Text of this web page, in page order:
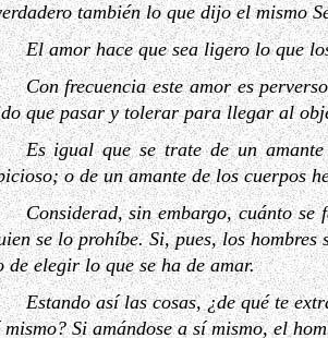
también lo que dijo el mismo
El amor hace que sea ligero lo que
Con frecuencia este amor es
que pasar y tolerar para llegar al
Es igual que se trate de un
o de un amante de los cuerpos
Considerad, sin embargo, cuánto
se lo prohíbe. Si, pues, los hombres
de elegir lo que se ha de amar.
Estando así las cosas, ¿de qué te
Si amándose a sí mismo, el